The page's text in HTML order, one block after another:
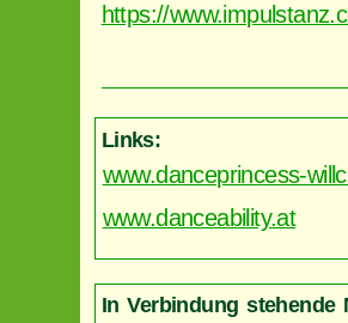
https://
Links:
www.danceprincess-
www.danceability.at
In Verbindung stehende